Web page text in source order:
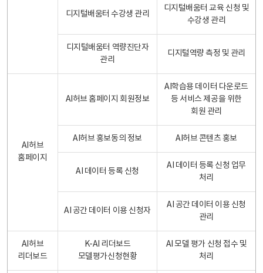
디지털배움터 수강생 관리
디지털배움터 교육 신청 및
수강생 관리
디지털배움터 역량진단자
관리
디지털역량 측정 및 관리
AI허브
홈페이지
AI허브 홈페이지 회원정보
AI학습용 데이터 다운로드
등 서비스 제공을 위한
회원 관리
AI허브 홍보동의 정보 AI허브 콘텐츠 홍보
AI 데이터 등록 신청
AI 데이터 등록 신청 업무
처리
AI 공간 데이터 이용 신청자
AI 공간 데이터 이용 신청
관리
AI허브
리더보드
K-AI 리더보드
모델평가신청현황
AI 모델 평가 신청 접수 및
처리